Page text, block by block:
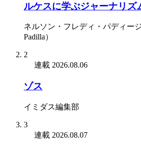
ルケスに学ぶジャーナリズ
ネルソン・フレディ・パディー
Padilla）
2
連載 2026.08.06
ゾス
イミダス編集部
3
連載 2026.08.07